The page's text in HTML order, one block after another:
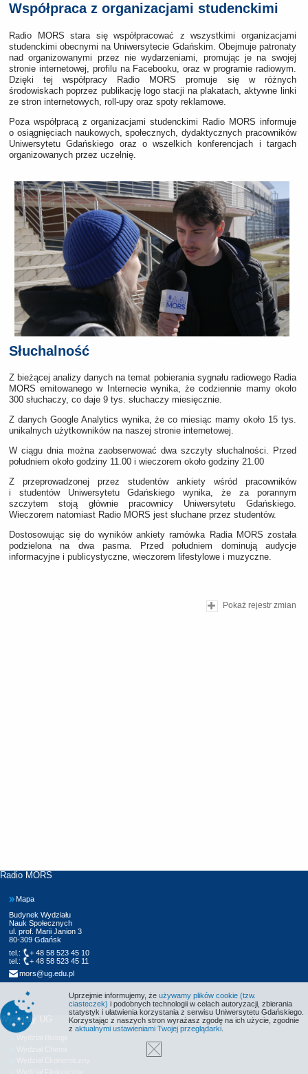
Współpraca z organizacjami studenckimi
Radio MORS stara się współpracować z wszystkimi organizacjami
studenckimi obecnymi na Uniwersytecie Gdańskim. Obejmuje patronaty
nad organizowanymi przez nie wydarzeniami, promując je na swojej
stronie internetowej, profilu na Facebooku, oraz w programie radiowym.
Dzięki tej współpracy Radio MORS promuje się w różnych
środowiskach poprzez publikację logo stacji na plakatach, aktywne linki
ze stron internetowych, roll-upy oraz spoty reklamowe.
Poza współpracą z organizacjami studenckimi Radio MORS informuje
o osiągnięciach naukowych, społecznych, dydaktycznych pracowników
Uniwersytetu Gdańskiego oraz o wszelkich konferencjach i targach
organizowanych przez uczelnię.
Słuchalność
Z bieżącej analizy danych na temat pobierania sygnału radiowego Radia
MORS emitowanego w Internecie wynika, że codziennie mamy około
300 słuchaczy, co daje 9 tys. słuchaczy miesięcznie.
Z danych Google Analytics wynika, że co miesiąc mamy około 15 tys.
unikalnych użytkowników na naszej stronie internetowej.
W ciągu dnia można zaobserwować dwa szczyty słuchalności. Przed
południem około godziny 11.00 i wieczorem około godziny 21.00
Z przeprowadzonej przez studentów ankiety wśród pracowników
i studentów Uniwersytetu Gdańskiego wynika, że za porannym
szczytem stoją głównie pracownicy Uniwersytetu Gdańskiego.
Wieczorem natomiast Radio MORS jest słuchane przez studentów.
Dostosowując się do wyników ankiety ramówka Radia MORS została
podzielona na dwa pasma. Przed południem dominują audycje
informacyjne i publicystyczne, wieczorem lifestylowe i muzyczne.
Pokaż rejestr zmian
Radio MORS
Mapa
Budynek Wydziału
Nauk Społecznych
ul. prof. Marii Janion 3
80-309 Gdańsk
tel.:
+ 48 58 523 45 10
tel.:
+ 48 58 523 45 11
mors@ug.edu.pl
Wydziały UG
Uprzejmie informujemy, że używamy plików cookie (tzw.
ciasteczek) i podobnych technologii w celach autoryzacji, zbierania
statystyk i ułatwienia korzystania z serwisu Uniwersytetu Gdańskiego.
Korzystając z naszych stron wyrażasz zgodę na ich użycie, zgodnie
z aktualnymi ustawieniami Twojej przeglądarki